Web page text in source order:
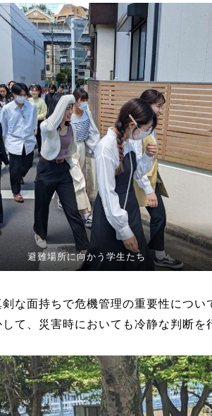
避難場所に向かう学生たち
な面持ちで危機管理の重要性につい
て、災害時においても冷静な判断を